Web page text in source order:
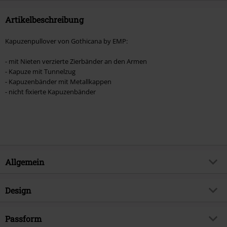
Artikelbeschreibung
Kapuzenpullover von Gothicana by EMP:
- mit Nieten verzierte Zierbänder an den Armen
- Kapuze mit Tunnelzug
- Kapuzenbänder mit Metallkappen
- nicht fixierte Kapuzenbänder
Allgemein
Artikelnummer:
Brand
Design
Produkt-Typ
Passform